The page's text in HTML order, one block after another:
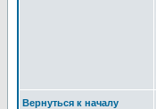
Вернуться к началу